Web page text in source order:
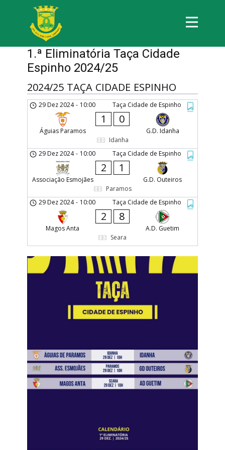
1.ª Eliminatória Taça Cidade
Espinho 2024/25
2024/25 TAÇA CIDADE ESPINHO
Taça Cidade de Espinho
29 Dez 2024 - 10:00
Águias Paramos
1 0
G.D. Idanha
Idanha
Taça Cidade de Espinho
29 Dez 2024 - 10:00
Associação Esmojães
2 1
G.D. Outeiros
Paramos
Taça Cidade de Espinho
29 Dez 2024 - 10:00
Magos Anta
2 8
A.D. Guetim
Seara